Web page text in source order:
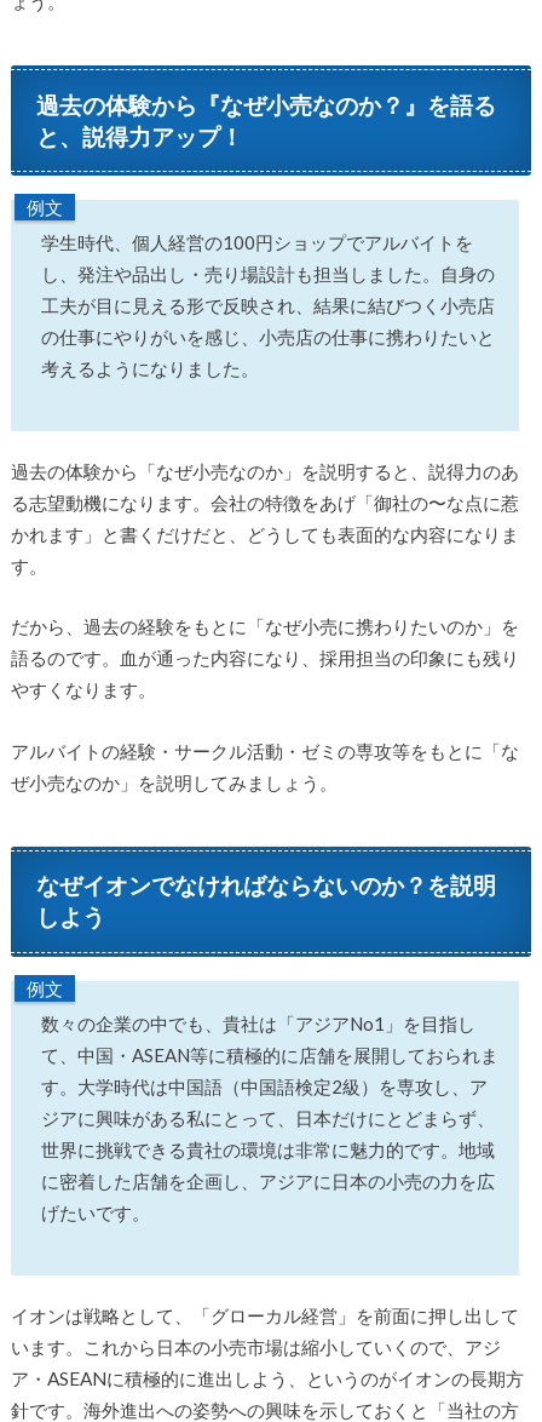
過去の体験から『なぜ小売なのか？』を語る
と、説得力アップ！
例文
学生時代、個人経営の100円ショップでアルバイトを
し、発注や品出し・売り場設計も担当しました。自身の
工夫が目に見える形で反映され、結果に結びつく小売店
の仕事にやりがいを感じ、小売店の仕事に携わりたいと
考えるようになりました。
過去の体験から「なぜ小売なのか」を説明すると、説得力のあ
る志望動機になります。会社の特徴をあげ「御社の〜な点に惹
かれます」と書くだけだと、どうしても表面的な内容になりま
す。
だから、過去の経験をもとに「なぜ小売に携わりたいのか」を
語るのです。血が通った内容になり、採用担当の印象にも残り
やすくなります。
アルバイトの経験・サークル活動・ゼミの専攻等をもとに「な
ぜ小売なのか」を説明してみましょう。
なぜイオンでなければならないのか？を説明
しよう
例文
数々の企業の中でも、貴社は「アジアNo1」を目指し
て、中国・ASEAN等に積極的に店舗を展開しておられま
す。大学時代は中国語（中国語検定2級）を専攻し、ア
ジアに興味がある私にとって、日本だけにとどまらず、
世界に挑戦できる貴社の環境は非常に魅力的です。地域
に密着した店舗を企画し、アジアに日本の小売の力を広
げたいです。
イオンは戦略として、「グローカル経営」を前面に押し出して
います。これから日本の小売市場は縮小していくので、アジ
ア・ASEANに積極的に進出しよう、というのがイオンの長期方
針です。海外進出への姿勢への興味を示しておくと「当社の方